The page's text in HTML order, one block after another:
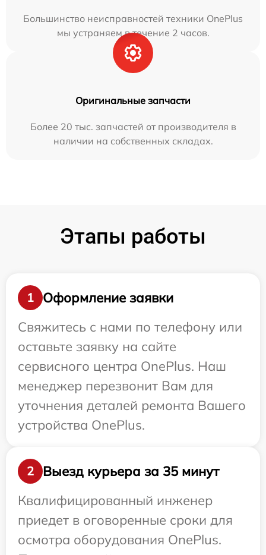
Большинство неисправностей техники OnePlus
мы устраняем в течение 2 часов.
Оригинальные запчасти
Более 20 тыс. запчастей от производителя в
наличии на собственных складах.
Этапы работы
1
Оформление заявки
Свяжитесь с нами по телефону или
оставьте заявку на сайте
сервисного центра OnePlus. Наш
менеджер перезвонит Вам для
уточнения деталей ремонта Вашего
устройства OnePlus.
2
Выезд курьера за 35 минут
Квалифицированный инженер
приедет в оговоренные сроки для
осмотра оборудования OnePlus.